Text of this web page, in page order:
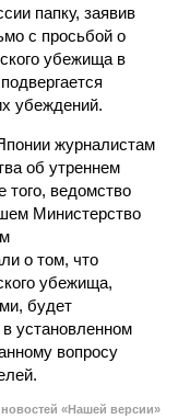
папку, заявив
с просьбой о
убежища в
убеждений.
журналистам
об утреннем
ведомство
Министерство
о том, что
убежища,
будет
установленном
вопросу
«Нашей версии»